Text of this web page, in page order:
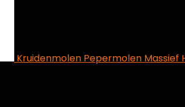
Kruidenmolen Pepermolen